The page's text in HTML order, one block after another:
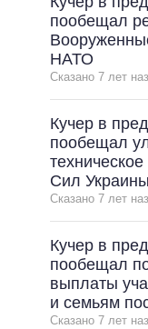
пообещал
НАТО
Сказано 7 лет
Кучер в
пообещал
Сил Украины
Сказано 7 лет
Кучер в
пообещал
выплаты
и семьям
Сказано 7 лет